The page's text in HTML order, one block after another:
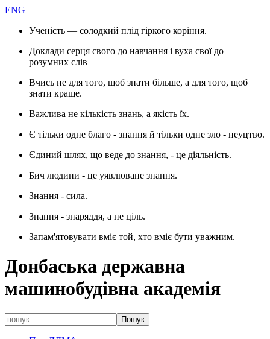
ENG
Ученість — солодкий плід гіркого коріння.
Доклади серця свого до навчання і вуха свої до
розумних слів
Вчись не для того, щоб знати більше, а для того, щоб
знати краще.
Важлива не кількість знань, а якість їх.
Є тільки одне благо - знання й тільки одне зло - неуцтво.
Єдиний шлях, що веде до знання, - це діяльність.
Бич людини - це уявлюване знання.
Знання - сила.
Знання - знаряддя, а не ціль.
Запам'ятовувати вміє той, хто вміє бути уважним.
Донбаська державна
машинобудівна академія